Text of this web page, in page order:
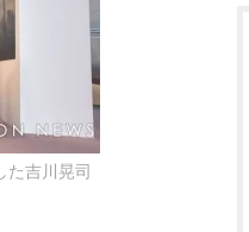
た吉川晃司